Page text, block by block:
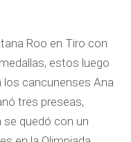
Roo en Tiro con
estos luego
los cancunenses Ana
tres preseas,
se quedó con un